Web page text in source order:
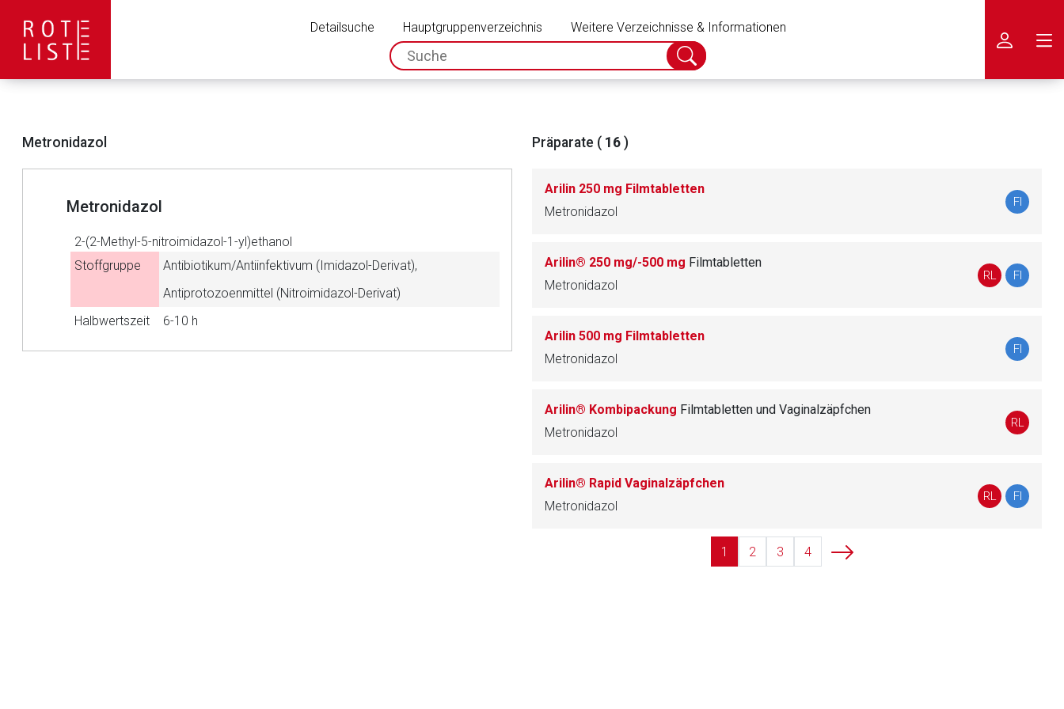
Detailsuche Hauptgruppenverzeichnis
Weitere Verzeichnisse & Informationen
spc.search.input.placeholder
Suche
abschicken
Metronidazol
Metronidazol
2-(2-Methyl-5-nitroimidazol-1-yl)ethanol
Stoffgruppe
Antibiotikum/Antiinfektivum (Imidazol-Derivat),
Antiprotozoenmittel (Nitroimidazol-Derivat)
Halbwertszeit
6-10 h
Präparate ( 16 )
Arilin 250 mg Filmtabletten
Metronidazol
FI
Arilin® 250 mg/-500 mg Filmtabletten
Metronidazol
RL FI
Arilin 500 mg Filmtabletten
Metronidazol
FI
Arilin® Kombipackung Filmtabletten und Vaginalzäpfchen
Metronidazol
RL
Arilin® Rapid Vaginalzäpfchen
Metronidazol
RL FI
1 2 3 4
Aufruf einer externen Seite
Der von Ihnen aufgerufene Link öffnet eine externe Web-Seite. Für die Inhalte der externen Web-Seite ist deren